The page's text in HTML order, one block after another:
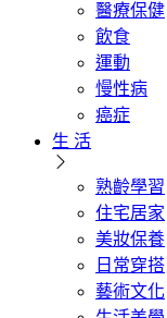
醫療保健
飲食
運動
慢性病
癌症
生 活
熟齡學習
住宅居家
美妝保養
日常穿搭
藝術文化